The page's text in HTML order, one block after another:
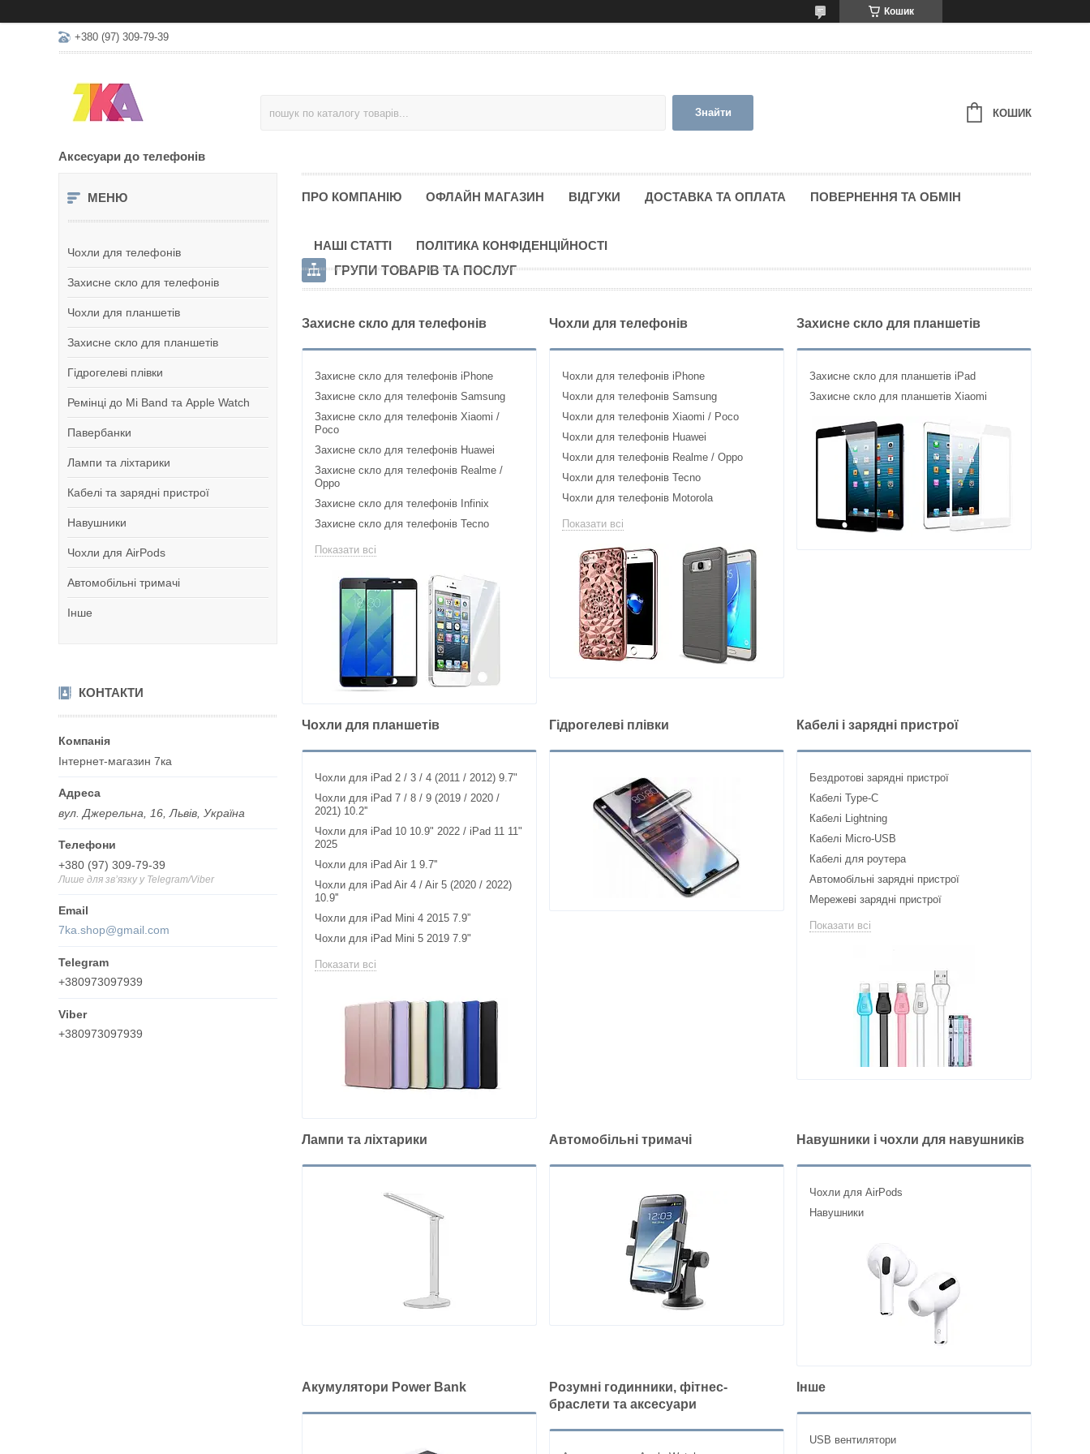
Кошик
+380 (97) 309-79-39
Аксесуари до телефонів
Знайти КОШИК
Чохли для телефонів
Захисне скло для телефонів
Чохли для планшетів
Захисне скло для планшетів
Гідрогелеві плівки
Ремінці до Mi Band та Apple Watch
Павербанки
Лампи та ліхтарики
Кабелі та зарядні пристрої
Навушники
Чохли для AirPods
Автомобільні тримачі
Інше
КОНТАКТИ
Інтернет-магазин 7ка
вул. Джерельна, 16, Львів, Україна
+380 (97) 309-79-39
Лише для звʼязку у Telegram/Viber
7ka.shop@gmail.com
+380973097939
+380973097939
ПРО КОМПАНІЮ ОФЛАЙН МАГАЗИН ВІДГУКИ ДОСТАВКА ТА ОПЛАТА ПОВЕРНЕННЯ ТА ОБМІН
НАШІ СТАТТІ
ПОЛІТИКА КОНФІДЕНЦІЙНОСТІ
ГРУПИ ТОВАРІВ ТА ПОСЛУГ
Захисне скло для телефонів
Захисне скло для телефонів iPhone
Захисне скло для телефонів Samsung
Захисне скло для телефонів Xiaomi /
Poco
Захисне скло для телефонів Huawei
Захисне скло для телефонів Realme /
Oppo
Захисне скло для телефонів Infinix
Захисне скло для телефонів Tecno
Показати всі
Чохли для телефонів
Чохли для телефонів iPhone
Чохли для телефонів Samsung
Чохли для телефонів Xiaomi / Poco
Чохли для телефонів Huawei
Чохли для телефонів Realme / Oppo
Чохли для телефонів Tecno
Чохли для телефонів Motorola
Показати всі
Захисне скло для планшетів
Захисне скло для планшетів iPad
Захисне скло для планшетів Xiaomi
Чохли для планшетів
Чохли для iPad 2 / 3 / 4 (2011 / 2012) 9.7"
Чохли для iPad 7 / 8 / 9 (2019 / 2020 /
2021) 10.2''
Чохли для iPad 10 10.9" 2022 / iPad 11 11"
2025
Чохли для iPad Air 1 9.7''
Чохли для iPad Air 4 / Air 5 (2020 / 2022)
10.9''
Чохли для iPad Mini 4 2015 7.9”
Чохли для iPad Mini 5 2019 7.9"
Показати всі
Гідрогелеві плівки Кабелі і зарядні пристрої
Бездротові зарядні пристрої
Кабелі Type-C
Кабелі Lightning
Кабелі Micro-USB
Кабелі для роутера
Автомобільні зарядні пристрої
Мережеві зарядні пристрої
Показати всі
Лампи та ліхтарики Автомобільні тримачі Навушники і чохли для навушників
Чохли для AirPods
Навушники
Акумулятори Power Bank
Розумні годинники, фітнес-
браслети та аксесуари
Інше
USB вентилятори